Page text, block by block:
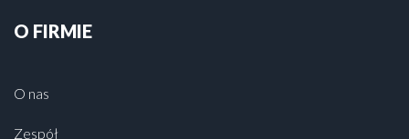
O FIRMIE
O nas
Zespół